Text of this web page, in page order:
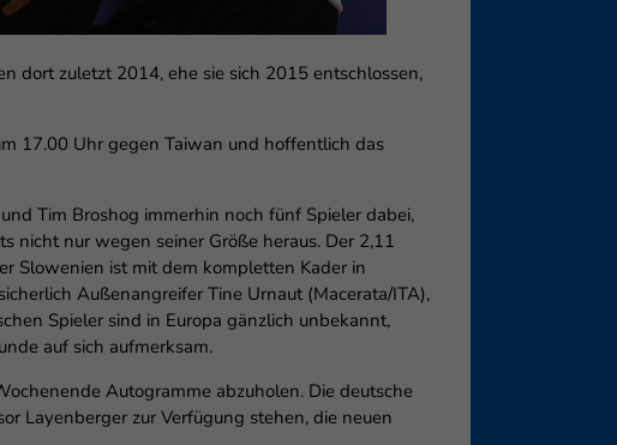
dort zuletzt 2014, ehe sie sich 2015 entschlossen,
17.00 Uhr gegen Taiwan und hoffentlich das
Tim Broshog immerhin noch fünf Spieler dabei,
nicht nur wegen seiner Größe heraus. Der 2,11
Slowenien ist mit dem kompletten Kader in
Außenangreifer Tine Urnaut (Macerata/ITA),
Spieler sind in Europa gänzlich unbekannt,
auf sich aufmerksam.
Autogramme abzuholen. Die deutsche
Layenberger zur Verfügung stehen, die neuen